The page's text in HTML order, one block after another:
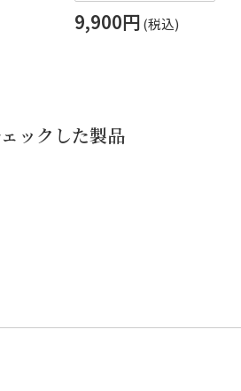
9,900円
ックした製品